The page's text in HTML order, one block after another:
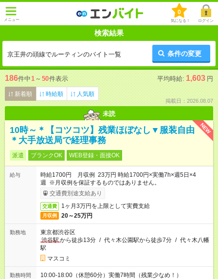
メニュー
0
気になる！ ログイン
検索結果
京王井の頭線でルーティンのバイト一覧 条件の変更
186件中1 ～ 50件表示 平均時給: 1,603 円
新着順 時給順 人気順
掲載日：2026.08.07
未読
NEW
10時～＊【コツコツ】残業ほぼなし▼服装自由
＊大手放送局で経理事務
派遣 ブランクOK WEB登録・面接OK
給与
時給1700円 月収例 23万円 時給1700円×実働7h×週5日×4
週 ※月収例を保証するものではありません。
交通費別途支給あり
交通費 1ヶ月3万円を上限として実費支給
月収例 20～25万円
勤務地
東京都渋谷区
渋谷駅から徒歩13分 / 代々木公園駅から徒歩7分 / 代々木八幡
駅
マスコミ
勤務時間 10:00-18:00（休憩60分）実働7時間（残業少なめ！）